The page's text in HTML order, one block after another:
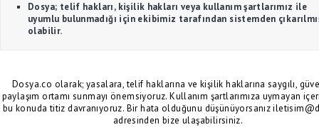
Dosya; telif hakları, kişilik hakları veya kullanım şartlarımız ile
uyumlu bulunmadığı için ekibimiz tarafından sistemden
olabilir.
Dosya.co olarak; yasalara, telif haklarına ve kişilik haklarına saygılı,
paylaşım ortamı sunmayı önemsiyoruz. Kullanım şartlarımıza uymayan
bu konuda titiz davranıyoruz. Bir hata olduğunu düşünüyorsanız
adresinden bize ulaşabilirsiniz.